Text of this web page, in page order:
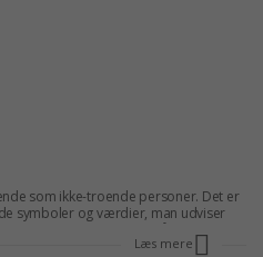
som ikke-troende personer. Det er
symboler og værdier, man udviser
religiøse motiver. Her på siden har vi
som kors, treenigheden, hamsas
Læs mere